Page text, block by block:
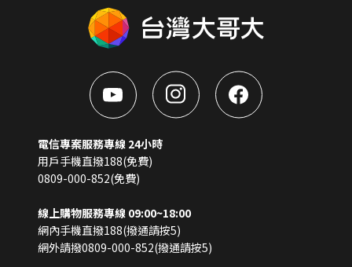
電信專案服務專線 24小時
用戶手機直撥188(免費)
0809-000-852(免費)
線上購物服務專線 09:00~18:00
網內手機直撥188(撥通請按5)
網外請撥0809-000-852(撥通請按5)